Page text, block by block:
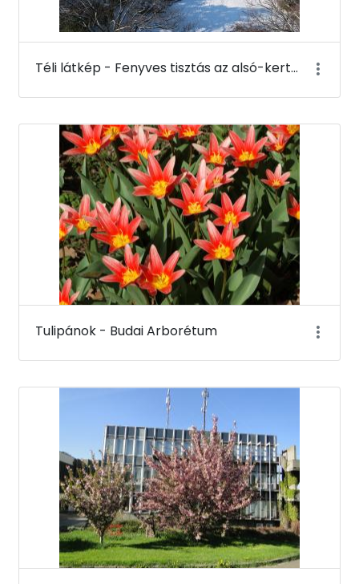
Téli látkép - Fenyves tisztás az alsó-kertben a K-épület tetejéről - Budai Arborétum
Tulipánok - Budai Arborétum